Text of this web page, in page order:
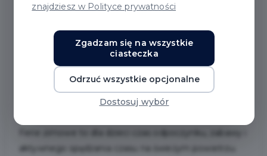
STRAŻNICY MIEJSCY
ROZMAWIAJĄ Z
DZIEĆMI O
BEZPIECZEŃSTWIE
aktywnego spędzania czasu na świeżym powietrzu.
znajdziesz w Polityce prywatności
Zgadzam się na wszystkie
ciasteczka
Odrzuć wszystkie opcjonalne
Dostosuj wybór